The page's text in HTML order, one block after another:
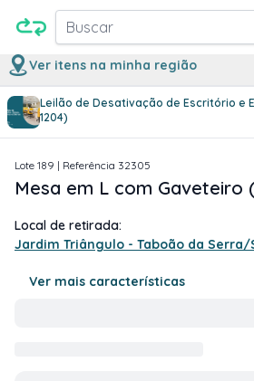
Buscar
Ver itens na minha região
Leilão de Desativação de Escritório e
1204)
1/4
Lote 189 | Referência 32305
Mesa em L com Gaveteiro
Local de retirada:
Jardim Triângulo - Taboão da Serra/
Ver mais características